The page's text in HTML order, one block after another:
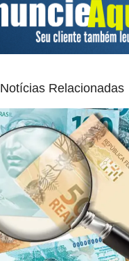
Notícias Relacionadas